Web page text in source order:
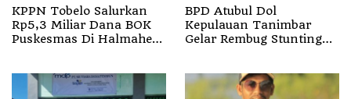
KPPN Tobelo Salurkan
Rp5,3 Miliar Dana BOK
Puskesmas Di Halmahera
BPD Atubul Dol
Kepulauan Tanimbar
Gelar Rembug Stunting